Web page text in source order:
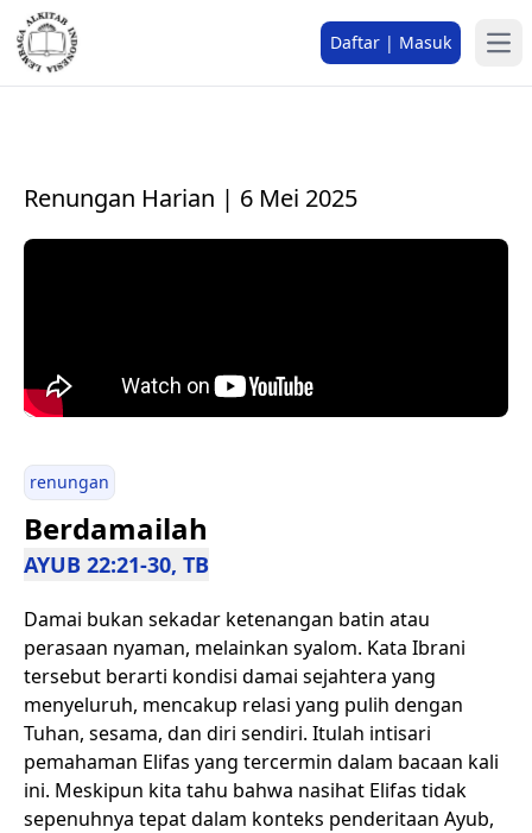
Daftar | Masuk
Renungan Harian | 6 Mei 2025
renungan
Berdamailah
AYUB 22:21-30, TB
Damai bukan sekadar ketenangan batin atau
perasaan nyaman, melainkan syalom. Kata Ibrani
tersebut berarti kondisi damai sejahtera yang
menyeluruh, mencakup relasi yang pulih dengan
Tuhan, sesama, dan diri sendiri. Itulah intisari
pemahaman Elifas yang tercermin dalam bacaan kali
ini. Meskipun kita tahu bahwa nasihat Elifas tidak
sepenuhnya tepat dalam konteks penderitaan Ayub,